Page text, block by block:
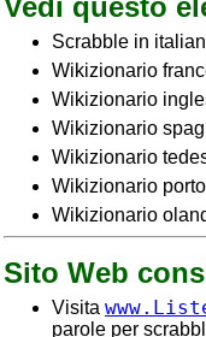
Vedi questo
Scrabble in
Wikizionario
Wikizionario
Wikizionario
Wikizionario
Wikizionario
Wikizionario
Sito Web
Visita
parole per